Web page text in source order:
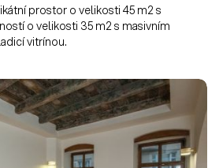
prostor o velikosti 45 m2 s
o velikosti 35 m2 s masivním
vitrínou.